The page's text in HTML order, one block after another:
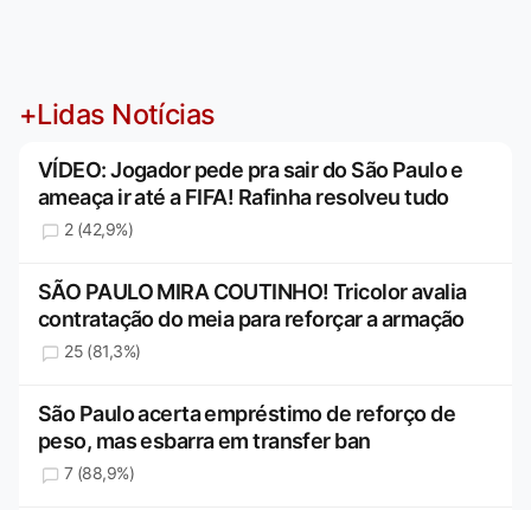
+Lidas Notícias
VÍDEO: Jogador pede pra sair do São Paulo e
ameaça ir até a FIFA! Rafinha resolveu tudo
2 (42,9%)
SÃO PAULO MIRA COUTINHO! Tricolor avalia
contratação do meia para reforçar a armação
25 (81,3%)
São Paulo acerta empréstimo de reforço de
peso, mas esbarra em transfer ban
7 (88,9%)